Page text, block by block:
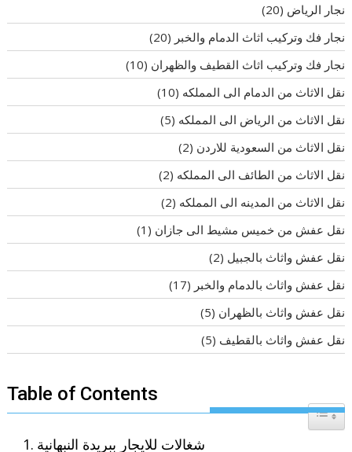
نجار الرياض (20)
نجار فك وتركيب اثاث الدمام والخبر (20)
نجار فك وتركيب اثاث القطيف والظهران (10)
نقل الاثاث من الدمام الى المملكه (10)
نقل الاثاث من الرياض الى المملكه (5)
نقل الاثاث من السعودية للاردن (2)
نقل الاثاث من الطائف الى المملكه (2)
نقل الاثاث من المدينه الى المملكه (2)
نقل عفش من خميس مشيط الى جازان (1)
نقل عفش واثاث بالجبيل (2)
نقل عفش واثاث بالدمام والخبر (17)
نقل عفش واثاث بالظهران (5)
نقل عفش واثاث بالقطيف (5)
Table of Contents
Toggle
شغالات للايجار ببريدة النبهانية